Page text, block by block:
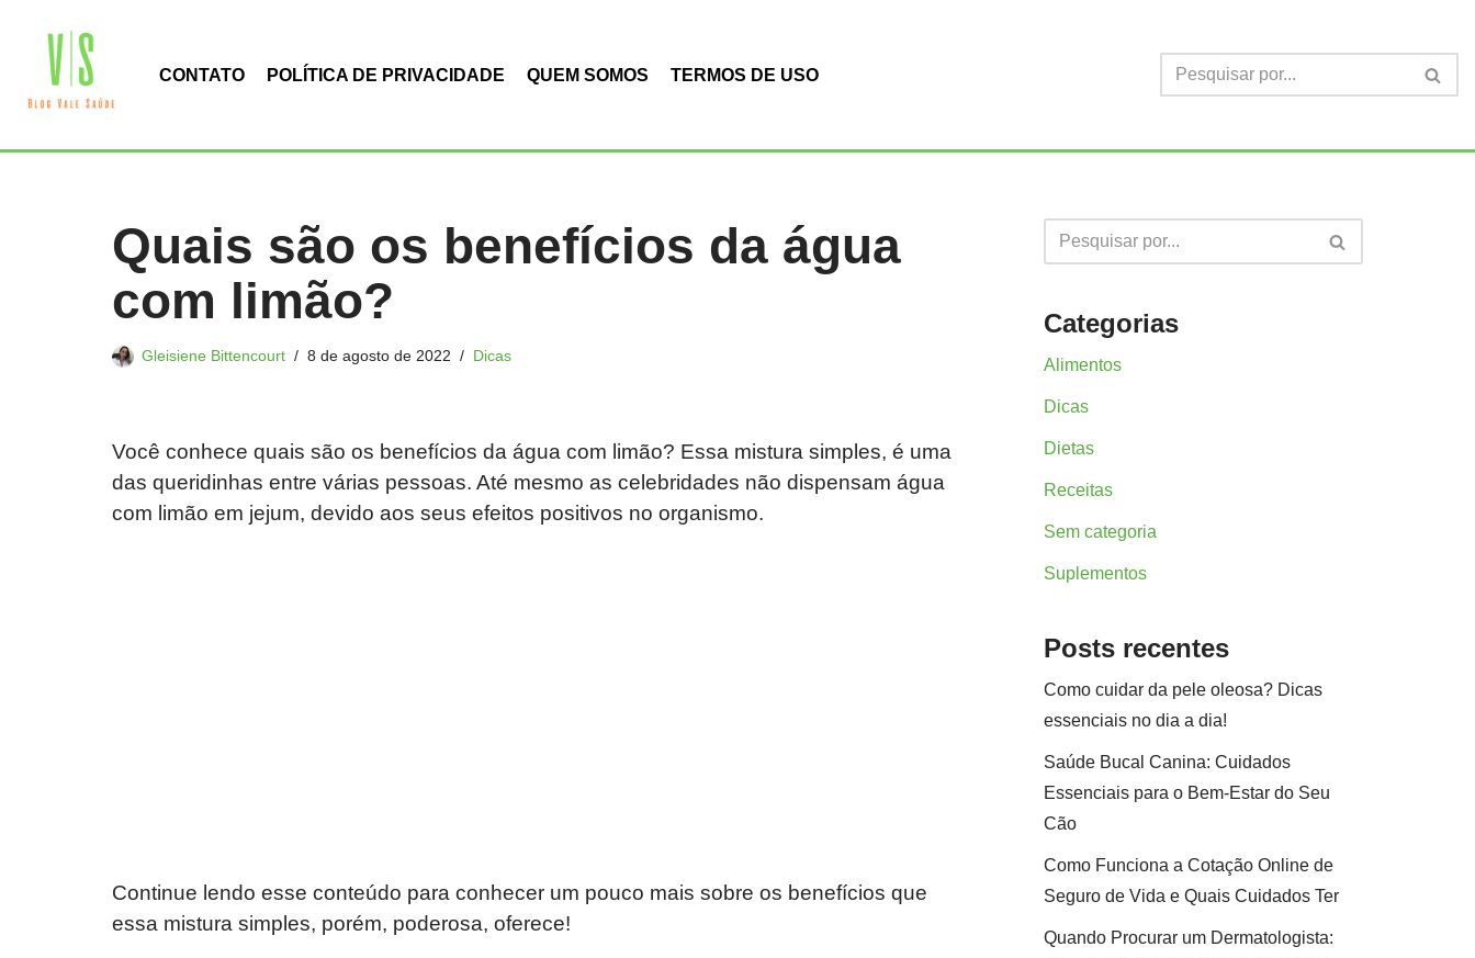
Pular
conteúdo
CONTATO POLÍTICA DE PRIVACIDADE QUEM SOMOS TERMOS DE USO
Quais são os benefícios da água
com limão?
Gleisiene Bittencourt 8 de agosto de 2022 Dicas
Você conhece quais são os benefícios da água com limão? Essa mistura simples, é uma
das queridinhas entre várias pessoas. Até mesmo as celebridades não dispensam água
com limão em jejum, devido aos seus efeitos positivos no organismo.
Continue lendo esse conteúdo para conhecer um pouco mais sobre os benefícios que
essa mistura simples, porém, poderosa, oferece!
Categorias
Alimentos
Dicas
Dietas
Receitas
Sem categoria
Suplementos
Posts recentes
Como cuidar da pele oleosa? Dicas
essenciais no dia a dia!
Saúde Bucal Canina: Cuidados
Essenciais para o Bem-Estar do Seu
Cão
Como Funciona a Cotação Online de
Seguro de Vida e Quais Cuidados Ter
Quando Procurar um Dermatologista: